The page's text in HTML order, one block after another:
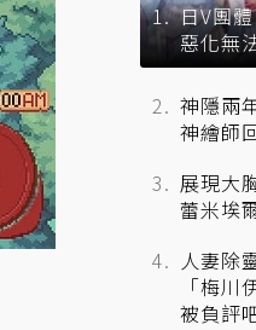
日V團
惡化無
來去向
神隱兩
神繪師
展現大
蕾米埃
人妻除
「梅
被負評